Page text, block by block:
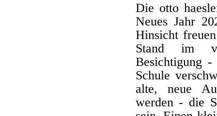
Die otto
Neues Jahr
Hinsicht
Stand im
Besichtigung
Schule
alte, neue
werden - die